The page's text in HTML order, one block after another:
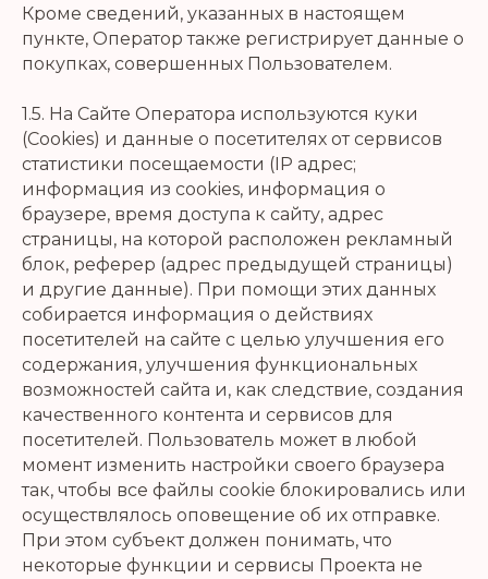
Кроме сведений, указанных в настоящем
пункте, Оператор также регистрирует данные о
покупках, совершенных Пользователем.
1.5. На Сайте Оператора используются куки
(Cookies) и данные о посетителях от сервисов
статистики посещаемости (IP адрес;
информация из cookies, информация о
браузере, время доступа к сайту, адрес
страницы, на которой расположен рекламный
блок, реферер (адрес предыдущей страницы)
и другие данные). При помощи этих данных
собирается информация о действиях
посетителей на сайте с целью улучшения его
содержания, улучшения функциональных
возможностей сайта и, как следствие, создания
качественного контента и сервисов для
посетителей. Пользователь может в любой
момент изменить настройки своего браузера
так, чтобы все файлы cookie блокировались или
осуществлялось оповещение об их отправке.
При этом субъект должен понимать, что
некоторые функции и сервисы Проекта не